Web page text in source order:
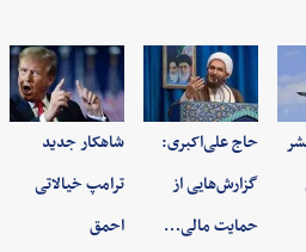
حاج علی‌اکبری:
گزارش‌هایی از
حمایت مالی…
شاهکار جدید
ترامپ خیالاتی
احمق